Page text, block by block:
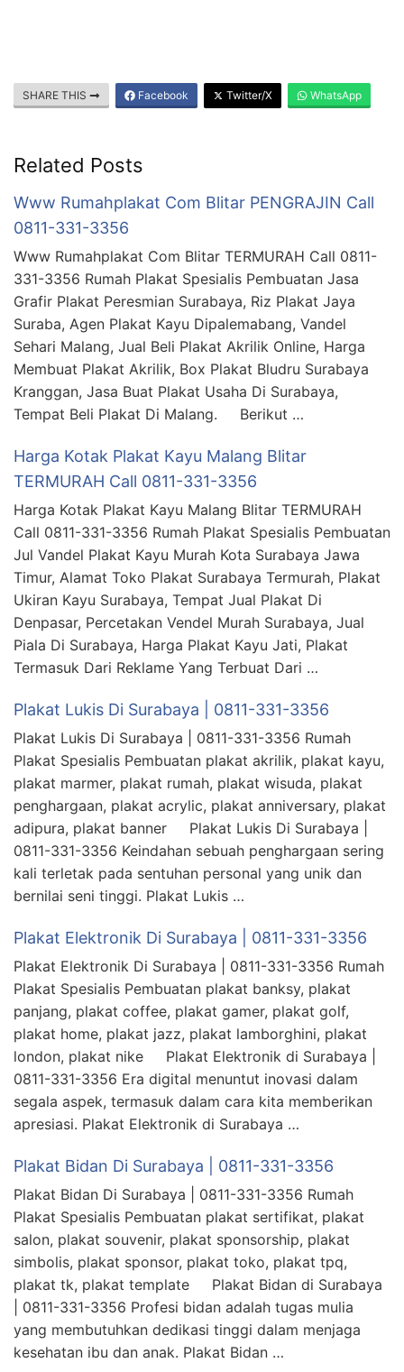
SHARE THIS Facebook Twitter/X WhatsApp
Related Posts
Www Rumahplakat Com Blitar PENGRAJIN Call
0811-331-3356
Www Rumahplakat Com Blitar TERMURAH Call 0811-
331-3356 Rumah Plakat Spesialis Pembuatan Jasa
Grafir Plakat Peresmian Surabaya, Riz Plakat Jaya
Suraba, Agen Plakat Kayu Dipalemabang, Vandel
Sehari Malang, Jual Beli Plakat Akrilik Online, Harga
Membuat Plakat Akrilik, Box Plakat Bludru Surabaya
Kranggan, Jasa Buat Plakat Usaha Di Surabaya,
Tempat Beli Plakat Di Malang. Berikut …
Harga Kotak Plakat Kayu Malang Blitar
TERMURAH Call 0811-331-3356
Harga Kotak Plakat Kayu Malang Blitar TERMURAH
Call 0811-331-3356 Rumah Plakat Spesialis Pembuatan
Jul Vandel Plakat Kayu Murah Kota Surabaya Jawa
Timur, Alamat Toko Plakat Surabaya Termurah, Plakat
Ukiran Kayu Surabaya, Tempat Jual Plakat Di
Denpasar, Percetakan Vendel Murah Surabaya, Jual
Piala Di Surabaya, Harga Plakat Kayu Jati, Plakat
Termasuk Dari Reklame Yang Terbuat Dari …
Plakat Lukis Di Surabaya | 0811-331-3356
Plakat Lukis Di Surabaya | 0811-331-3356 Rumah
Plakat Spesialis Pembuatan plakat akrilik, plakat kayu,
plakat marmer, plakat rumah, plakat wisuda, plakat
penghargaan, plakat acrylic, plakat anniversary, plakat
adipura, plakat banner Plakat Lukis Di Surabaya |
0811-331-3356 Keindahan sebuah penghargaan sering
kali terletak pada sentuhan personal yang unik dan
bernilai seni tinggi. Plakat Lukis …
Plakat Elektronik Di Surabaya | 0811-331-3356
Plakat Elektronik Di Surabaya | 0811-331-3356 Rumah
Plakat Spesialis Pembuatan plakat banksy, plakat
panjang, plakat coffee, plakat gamer, plakat golf,
plakat home, plakat jazz, plakat lamborghini, plakat
london, plakat nike Plakat Elektronik di Surabaya |
0811-331-3356 Era digital menuntut inovasi dalam
segala aspek, termasuk dalam cara kita memberikan
apresiasi. Plakat Elektronik di Surabaya …
Plakat Bidan Di Surabaya | 0811-331-3356
Plakat Bidan Di Surabaya | 0811-331-3356 Rumah
Plakat Spesialis Pembuatan plakat sertifikat, plakat
salon, plakat souvenir, plakat sponsorship, plakat
simbolis, plakat sponsor, plakat toko, plakat tpq,
plakat tk, plakat template Plakat Bidan di Surabaya
| 0811-331-3356 Profesi bidan adalah tugas mulia
yang membutuhkan dedikasi tinggi dalam menjaga
kesehatan ibu dan anak. Plakat Bidan …